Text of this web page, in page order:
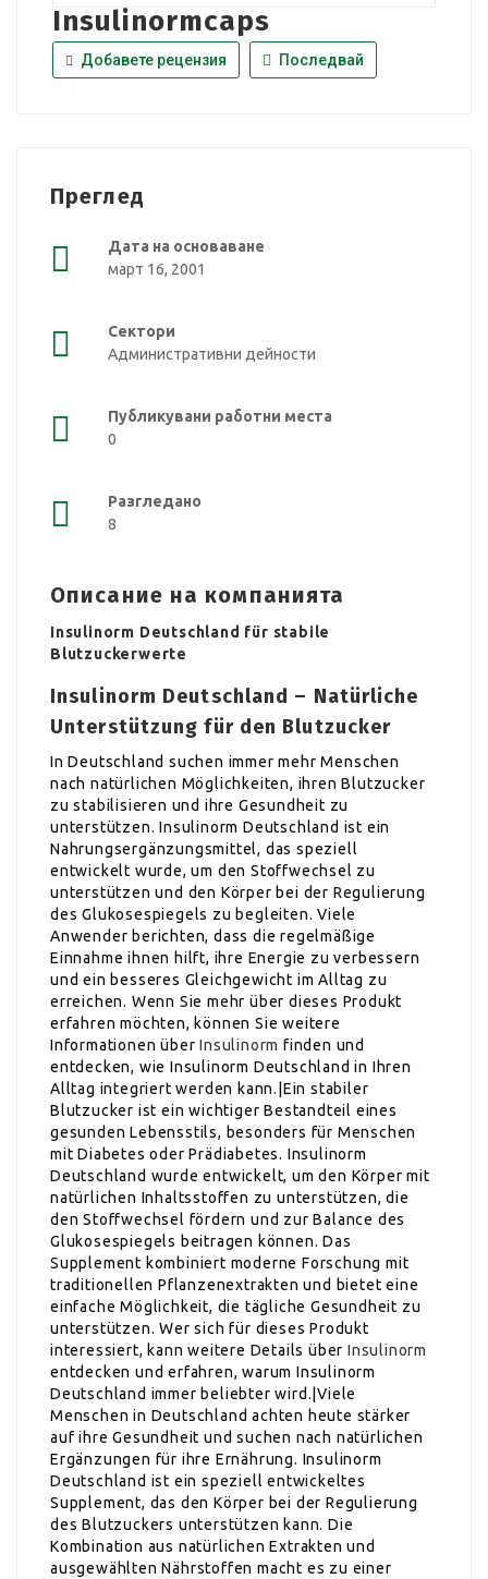
Insulinormcaps
Добавете рецензия Последвай
Преглед
Дата на основаване
март 16, 2001
Сектори
Административни дейности
Публикувани работни места
0
Разгледано
8
Описание на компанията
Insulinorm Deutschland für stabile
Blutzuckerwerte
Insulinorm Deutschland – Natürliche
Unterstützung für den Blutzucker
In Deutschland suchen immer mehr Menschen
nach natürlichen Möglichkeiten, ihren Blutzucker
zu stabilisieren und ihre Gesundheit zu
unterstützen. Insulinorm Deutschland ist ein
Nahrungsergänzungsmittel, das speziell
entwickelt wurde, um den Stoffwechsel zu
unterstützen und den Körper bei der Regulierung
des Glukosespiegels zu begleiten. Viele
Anwender berichten, dass die regelmäßige
Einnahme ihnen hilft, ihre Energie zu verbessern
und ein besseres Gleichgewicht im Alltag zu
erreichen. Wenn Sie mehr über dieses Produkt
erfahren möchten, können Sie weitere
Informationen überInsulinorm finden und
entdecken, wie Insulinorm Deutschland in Ihren
Alltag integriert werden kann.|Ein stabiler
Blutzucker ist ein wichtiger Bestandteil eines
gesunden Lebensstils, besonders für Menschen
mit Diabetes oder Prädiabetes. Insulinorm
Deutschland wurde entwickelt, um den Körper mit
natürlichen Inhaltsstoffen zu unterstützen, die
den Stoffwechsel fördern und zur Balance des
Glukosespiegels beitragen können. Das
Supplement kombiniert moderne Forschung mit
traditionellen Pflanzenextrakten und bietet eine
einfache Möglichkeit, die tägliche Gesundheit zu
unterstützen. Wer sich für dieses Produkt
interessiert, kann weitere Details überInsulinorm
entdecken und erfahren, warum Insulinorm
Deutschland immer beliebter wird.|Viele
Menschen in Deutschland achten heute stärker
auf ihre Gesundheit und suchen nach natürlichen
Ergänzungen für ihre Ernährung. Insulinorm
Deutschland ist ein speziell entwickeltes
Supplement, das den Körper bei der Regulierung
des Blutzuckers unterstützen kann. Die
Kombination aus natürlichen Extrakten und
ausgewählten Nährstoffen macht es zu einer